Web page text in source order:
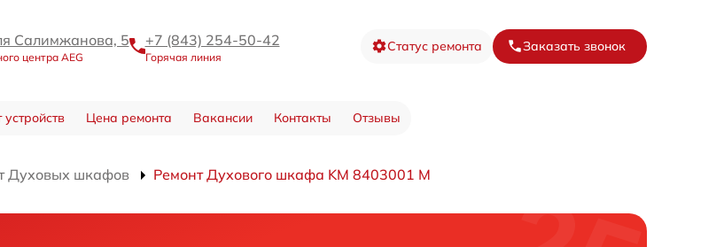
Салимжанова, 5
центра AEG
+7 (843) 254-50-42
Горячая линия
Статус ремонта Заказать звонок
Цена ремонта Вакансии Контакты Отзывы
Духовых шкафов Ремонт Духового шкафа KM 8403001 M